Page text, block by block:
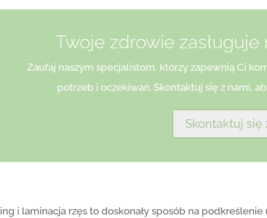
Twoje zdrowie
Zaufaj naszym specjalistom, którzy zapewnią Ci
potrzeb i oczekiwań. Skontaktuj się z nami,
Skontaktuj się
i laminacja rzęs to doskonały sposób na